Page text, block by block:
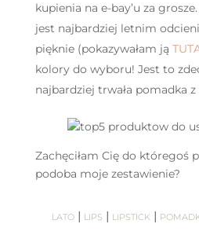
kupienia na e-bay’u za
jest najbardziej letnim
pięknie (pokazywałam ją
kolory do wyboru! Jest to
najbardziej trwała pomadka
Zachęciłam Cię do któregoś
podoba moje zestawienie?
lato | lips | lipstick |